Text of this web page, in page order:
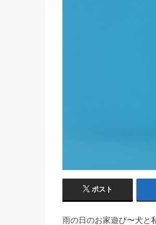
ポスト
雨の日のお家遊び〜犬と